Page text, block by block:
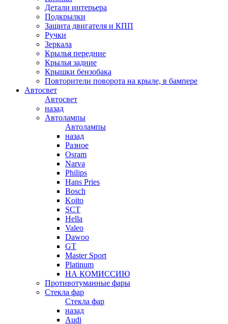
Детали интерьера
Подкрылки
Защита двигателя и КПП
Ручки
Зеркала
Крылья передние
Крылья задние
Крышки бензобака
Повторители поворота на крыле, в бампере
Автосвет
Автосвет
назад
Автолампы
Автолампы
назад
Разное
Osram
Narva
Philips
Hans Pries
Bosch
Koito
SCT
Hella
Valeo
Dawoo
GT
Master Sport
Platinum
НА КОМИССИЮ
Противотуманные фары
Стекла фар
Стекла фар
назад
Audi